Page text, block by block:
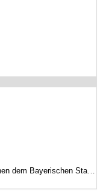
15. November 1924, zuletzt geändert durch Vertrag vom 20. November 1984